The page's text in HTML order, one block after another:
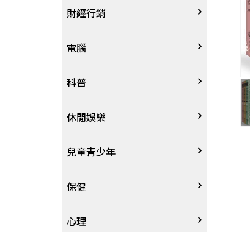
學習法/考試方法
國中小參考書
韓語
歐語
東南亞語
閩南語/台語
其他語言
中文
百科、圖鑑
地圖集
其他工具書
社會學、人文思想
法律
政治
軍事
哲學
歷史地理
歷史人物傳記
財經行銷
行銷廣告
談判溝通
電子商務&趨勢
生涯規劃
經營管理、成功學
商學、經濟學
電腦
軟體
硬體
技能檢定
電玩攻略
其他
科普
大自然動植物
天文地理
物理化學
科普
休閒娛樂
體育運動
音樂、樂譜
繪畫/書法
兒童青少年
0~3歲
4~8歲
保健
家庭、親子
心理